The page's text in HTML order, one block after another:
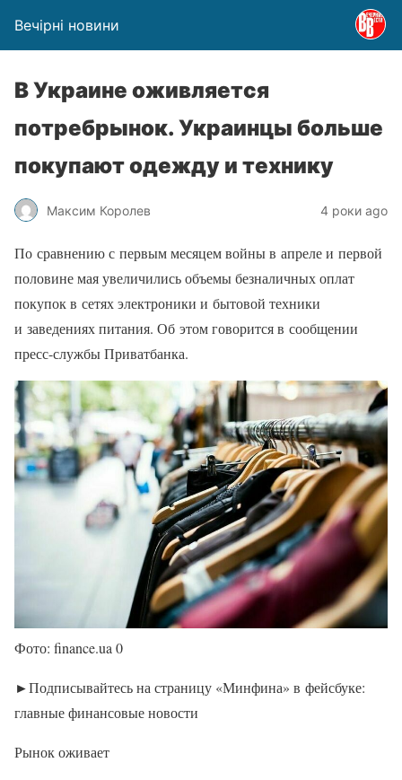
Вечірні новини
В Украине оживляется
потребрынок. Украинцы больше
покупают одежду и технику
Максим Королев 4 роки ago
По сравнению с первым месяцем войны в апреле и первой
половине мая увеличились объемы безналичных оплат
покупок в сетях электроники и бытовой техники
и заведениях питания. Об этом говорится в сообщении
пресс-службы Приватбанка.
Фото: finance.ua 0
►Подписывайтесь на страницу «Минфина» в фейсбуке:
главные финансовые новости
Рынок оживает